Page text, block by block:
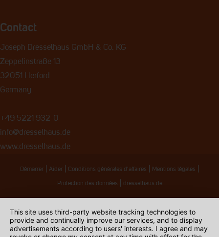
Contact
Joseph Dresselhaus GmbH & Co. KG
Zeppelinstraße 13
32051 Herford
Germany
+49 5221 932-0
info@dresselhaus.de
www.dresselhaus.de
Démarrer Aider Conditions générales d'affaires Mentions légales
Protection des données dresselhaus.de
This site uses third-party website tracking technologies to
provide and continually improve our services, and to display
advertisements according to users' interests. I agree and may